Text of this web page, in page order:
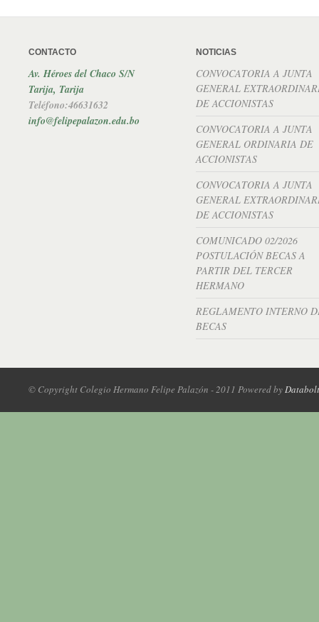
CONTACTO
Av. Héroes del Chaco S/N
Tarija, Tarija
Teléfono:46631632
info@felipepalazon.edu.bo
NOTICIAS
CONVOCATORIA A JUNTA
GENERAL
DE ACCIONISTAS
CONVOCATORIA A JUNTA
GENERAL ORDINARIA DE
ACCIONISTAS
CONVOCATORIA A JUNTA
GENERAL
DE ACCIONISTAS
COMUNICADO 02/2026
POSTULACIÓN BECAS A
PARTIR DEL TERCER
HERMANO
REGLAMENTO INTERNO
BECAS
© Copyright Colegio Hermano Felipe Palazón - 2011 Powered byDatabolt